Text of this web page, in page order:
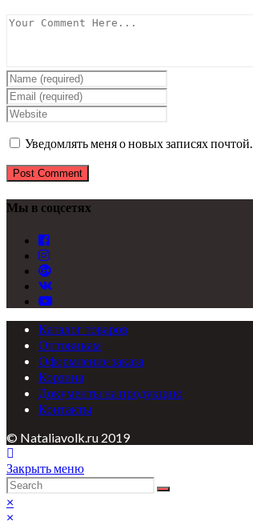
Уведомлять меня о новых записях почтой.
Мы в соцсетях
Каталог товаров
Оптовикам
Оформление заказа
Корзина
Документы на продукцию
Контакты
© Nataliavolk.ru 2019
Закрыть меню
×
×